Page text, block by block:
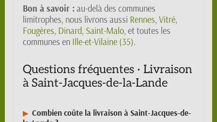
Bon à savoir : au-delà des communes
limitrophes, nous livrons aussi Rennes, Vitré,
Fougères, Dinard, Saint-Malo, et toutes les
communes en Ille-et-Vilaine (35).
Questions fréquentes · Livraison
à Saint-Jacques-de-la-Lande
Combien coûte la livraison à Saint-Jacques-de-